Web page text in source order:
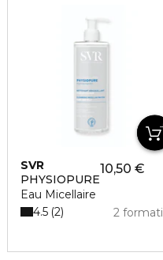
SVR
PHYSIOPURE
Eau Micellaire
10,50 €
2 formati
4.5 2